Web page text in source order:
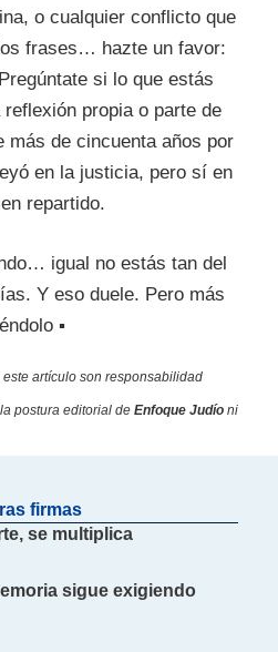
o cualquier conflicto que
frases… hazte un favor:
si lo que estás
propia o parte de
más de cincuenta años por
en la justicia, pero sí en
repartido.
igual no estás tan del
Y eso duele. Pero más
▪
artículo son responsabilidad
postura editorial de Enfoque Judíoni
firmas
se multiplica
sigue exigiendo